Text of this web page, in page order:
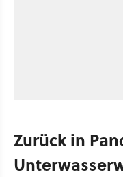
Zurück in